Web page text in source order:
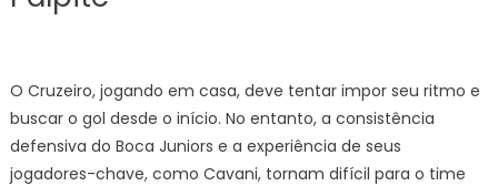
O Cruzeiro, jogando em casa, deve tentar impor seu ritmo e
buscar o gol desde o início. No entanto, a consistência
defensiva do Boca Juniors e a experiência de seus
jogadores-chave, como Cavani, tornam difícil para o time